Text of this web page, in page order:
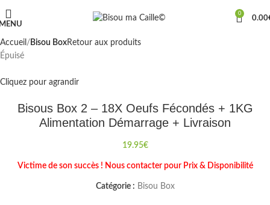
0
0.00
Accueil Bisou BoxRetour aux produits
Épuisé
Cliquez pour agrandir
Bisous Box 2 – 18X Oeufs Fécondés + 1KG
Alimentation Démarrage + Livraison
19.95€
Victime de son succès ! Nous contacter pour Prix & Disponibilité
Catégorie : Bisou Box